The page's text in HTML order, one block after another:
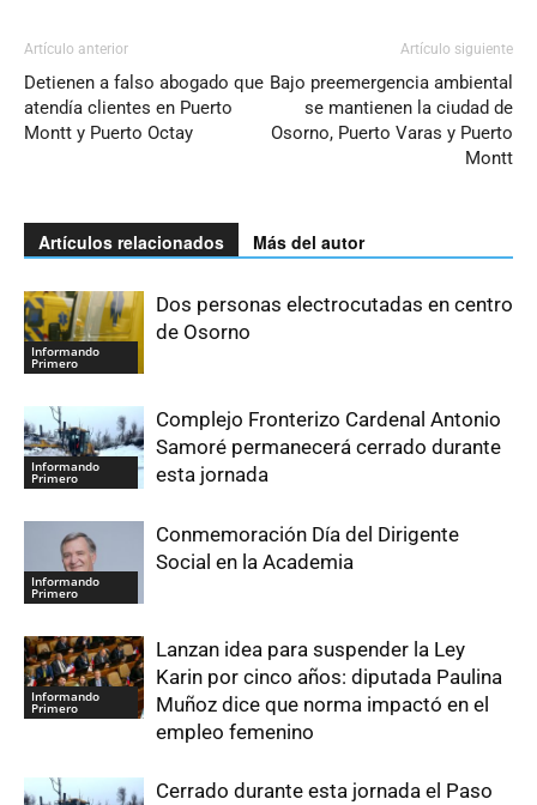
Artículo anterior
Detienen a falso abogado que
atendía clientes en Puerto
Montt y Puerto Octay
Artículo siguiente
Bajo preemergencia ambiental
se mantienen la ciudad de
Osorno, Puerto Varas y Puerto
Montt
Artículos relacionados Más del autor
Informando
Primero
Dos personas electrocutadas en centro
de Osorno
Informando
Primero
Complejo Fronterizo Cardenal Antonio
Samoré permanecerá cerrado durante
esta jornada
Informando
Primero
Conmemoración Día del Dirigente
Social en la Academia
Informando
Primero
Lanzan idea para suspender la Ley
Karin por cinco años: diputada Paulina
Muñoz dice que norma impactó en el
empleo femenino
Cerrado durante esta jornada el Paso